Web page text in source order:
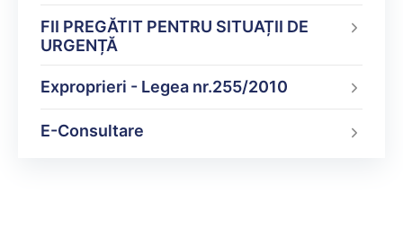
FII PREGĂTIT PENTRU SITUAȚII DE
URGENȚĂ
Exproprieri - Legea nr.255/2010
E-Consultare